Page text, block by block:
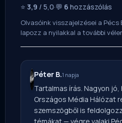
⭐ 3,9 / 5,0·💬 6 hozzászólás
Olvasóink visszajelzései a
lapozz a nyilakkal a további
Péter B.1 napja
Tartalmas írás. Nagyon jó,
Országos Média Hálózat
szemszögből is